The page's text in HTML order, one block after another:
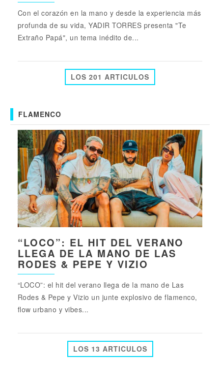
Con el corazón en la mano y desde la experiencia más
profunda de su vida, YADIR TORRES presenta "Te
Extraño Papá", un tema inédito de...
LOS 201 ARTICULOS
FLAMENCO
“LOCO”: EL HIT DEL VERANO
LLEGA DE LA MANO DE LAS
RODES & PEPE Y VIZIO
“LOCO”: el hit del verano llega de la mano de Las
Rodes & Pepe y Vizio un junte explosivo de flamenco,
flow urbano y vibes...
LOS 13 ARTICULOS